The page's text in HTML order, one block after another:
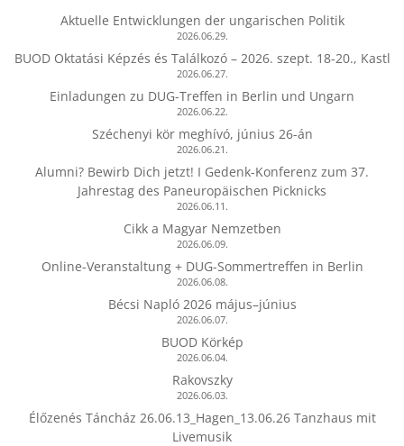
Aktuelle Entwicklungen der ungarischen Politik
2026.06.29.
BUOD Oktatási Képzés és Találkozó – 2026. szept. 18-20., Kastl
2026.06.27.
Einladungen zu DUG-Treffen in Berlin und Ungarn
2026.06.22.
Széchenyi kör meghívó, június 26-án
2026.06.21.
Alumni? Bewirb Dich jetzt! I Gedenk-Konferenz zum 37.
Jahrestag des Paneuropäischen Picknicks
2026.06.11.
Cikk a Magyar Nemzetben
2026.06.09.
Online-Veranstaltung + DUG-Sommertreffen in Berlin
2026.06.08.
Bécsi Napló 2026 május–június
2026.06.07.
BUOD Körkép
2026.06.04.
Rakovszky
2026.06.03.
Élőzenés Táncház 26.06.13_Hagen_13.06.26 Tanzhaus mit
Livemusik